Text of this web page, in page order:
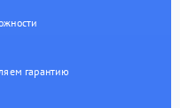
гарантию